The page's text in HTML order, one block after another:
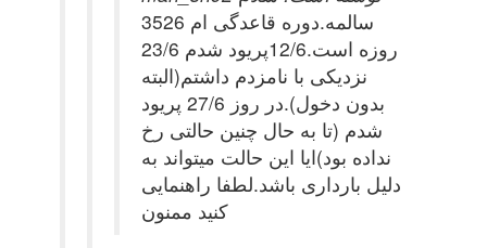
35سالمه.دوره قاعدگی ام 26
روزه است.12/6پریود شدم 23/6
نزدیکی با نامزدم داشتم(البته
بدون دخول).در روز 27/6 پریود
شدم (تا به حال چنین حالتی رخ
نداده بود)ایا این حالت میتواند به
دلیل بارداری باشد.لطفا راهنمایی
کنید ممنون